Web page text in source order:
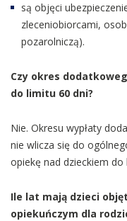
są objęci
zleceniobiorcami,
pozarolniczą).
Czy okres
do limitu 60 dni?
Nie. Okresu wypłaty
nie wlicza się do
opiekę nad dzieckiem do
Ile lat mają dzieci
opiekuńczym dla